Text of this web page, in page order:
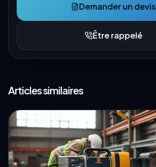
Demander un devis
Être rappelé
Articles similaires